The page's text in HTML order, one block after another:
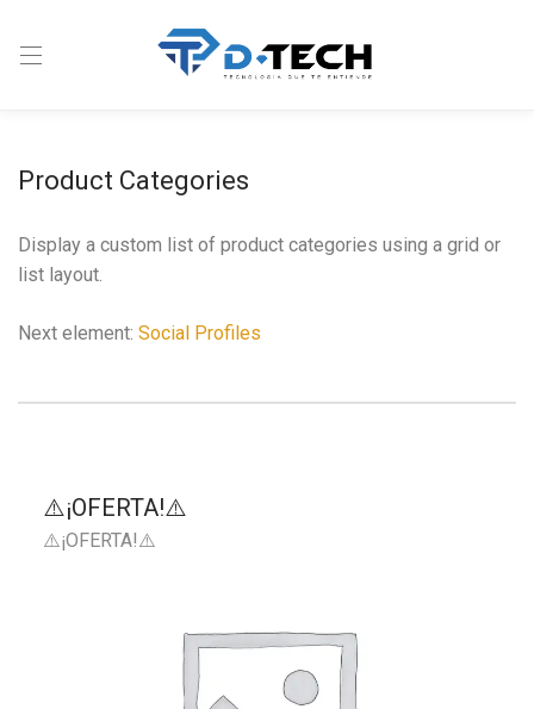
Product Categories
Display a custom list of product categories using a grid or
list layout.
Next element: Social Profiles
⚠️¡OFERTA!⚠️
⚠️¡OFERTA!⚠️